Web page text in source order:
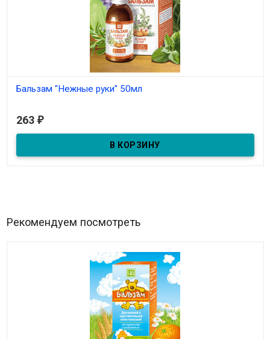
Бальзам "Нежные руки" 50мл
263 ₽
Рекомендуем посмотреть